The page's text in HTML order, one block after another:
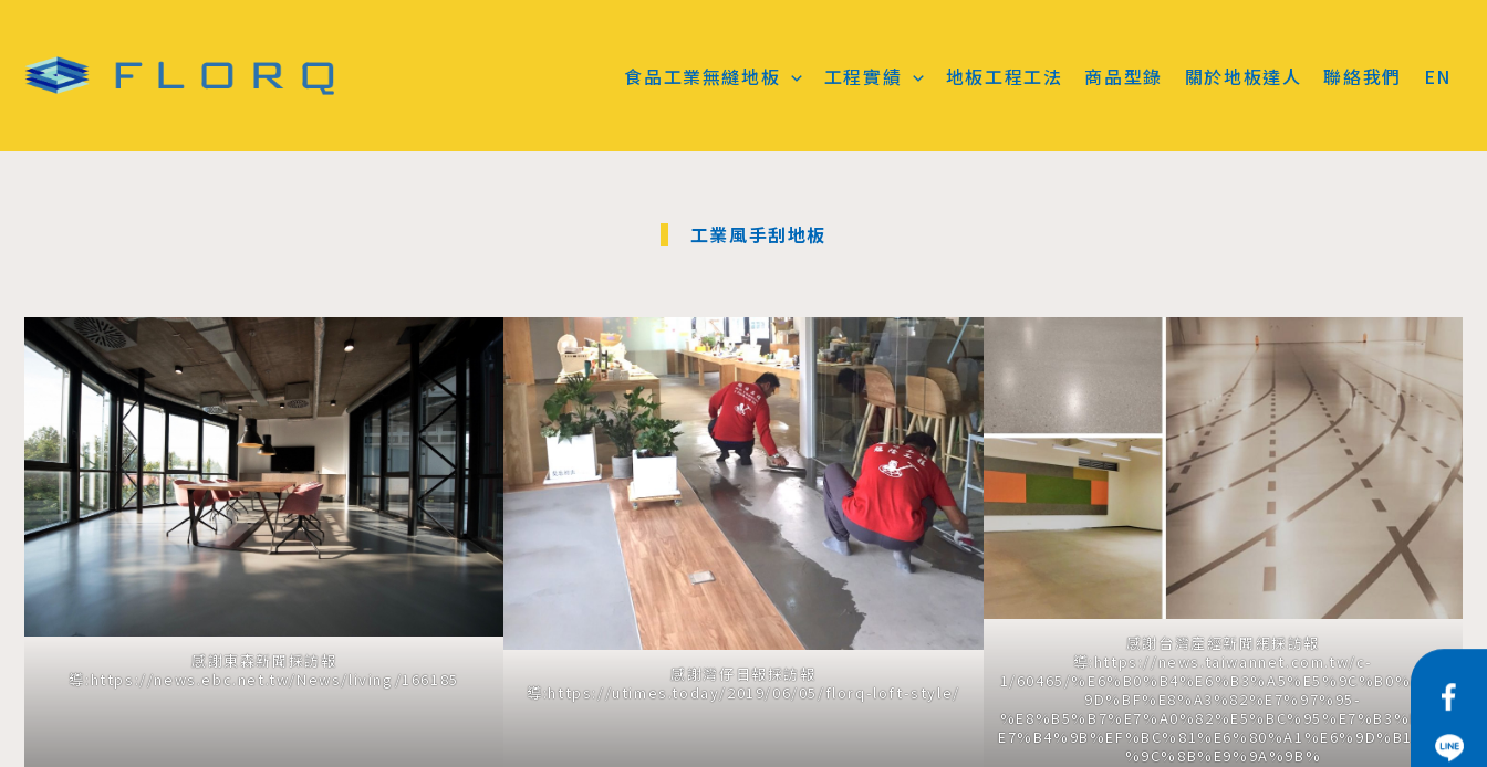
食品工業無縫地板 工程實績 地板工程工法 商品型錄 關於地板達人 聯絡我們 EN
工業風手刮地板
感謝東森新聞採訪報
導:https://news.ebc.net.tw/News/living/166185
感謝灣仔日報採訪報
導:https://utimes.today/2019/06/05/florq-loft-style/
感謝台灣產經新聞網採訪報
導:https://news.taiwannet.com.tw/c-
1/60465/%E6%B0%B4%E6%B3%A5%E5%9C%B0%E6%
9D%BF%E8%A3%82%E7%97%95-
%E8%B5%B7%E7%A0%82%E5%BC%95%E7%B3%BE%
E7%B4%9B%EF%BC%81%E6%80%A1%E6%9D%B1%E5
%9C%8B%E9%9A%9B%